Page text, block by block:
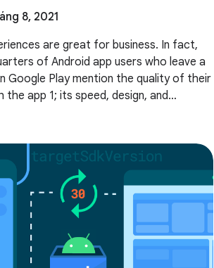
8, 2021
are great for business. In fact,
of Android app users who leave a
Google Play mention the quality of their
the app 1; its speed, design, and